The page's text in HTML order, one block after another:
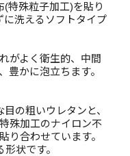
特殊粒子加工)を貼り
に洗えるソフトタイプ
がよく衛生的、中間
豊かに泡立ちます。
の粗いウレタンと、
殊加工のナイロン不
り合わせています。
状です。